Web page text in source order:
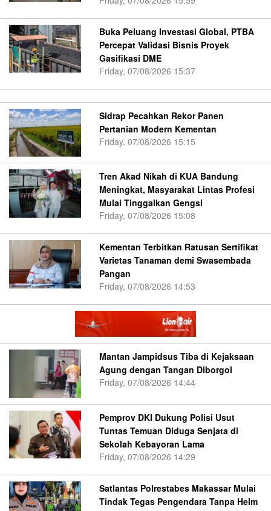
Buka Peluang Investasi Global, PTBA
Percepat Validasi Bisnis Proyek
Gasifikasi DME
Friday, 07/08/2026 15:37
Sidrap Pecahkan Rekor Panen
Pertanian Modern Kementan
Friday, 07/08/2026 15:15
Tren Akad Nikah di KUA Bandung
Meningkat, Masyarakat Lintas Profesi
Mulai Tinggalkan Gengsi
Friday, 07/08/2026 15:08
Kementan Terbitkan Ratusan Sertifikat
Varietas Tanaman demi Swasembada
Pangan
Friday, 07/08/2026 14:53
Mantan Jampidsus Tiba di Kejaksaan
Agung dengan Tangan Diborgol
Friday, 07/08/2026 14:44
Pemprov DKI Dukung Polisi Usut
Tuntas Temuan Diduga Senjata di
Sekolah Kebayoran Lama
Friday, 07/08/2026 14:29
Satlantas Polrestabes Makassar Mulai
Tindak Tegas Pengendara Tanpa Helm